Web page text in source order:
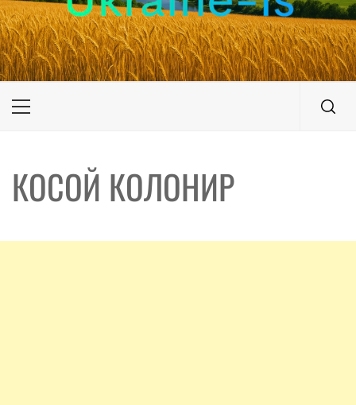
UKRAINE-IS
ПУТЕШЕСТВИЕ ПО УКРАИНЕ
Primary
КОСОЙ КОЛОНИР